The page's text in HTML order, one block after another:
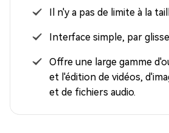
Il n'y a pas de limite à la
Interface simple, par
Offre une large gamme
et l'édition de vidéos,
et de fichiers audio.